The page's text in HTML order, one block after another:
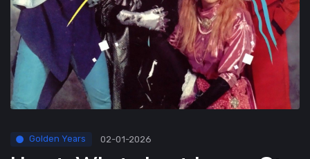
Golden Years 02-01-2026